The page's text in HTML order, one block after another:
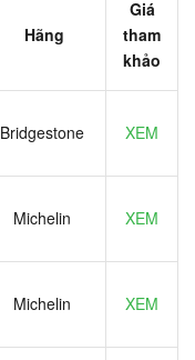
Hãng
Giá
tham
khảo
Bridgestone XEM
Michelin XEM
Michelin XEM